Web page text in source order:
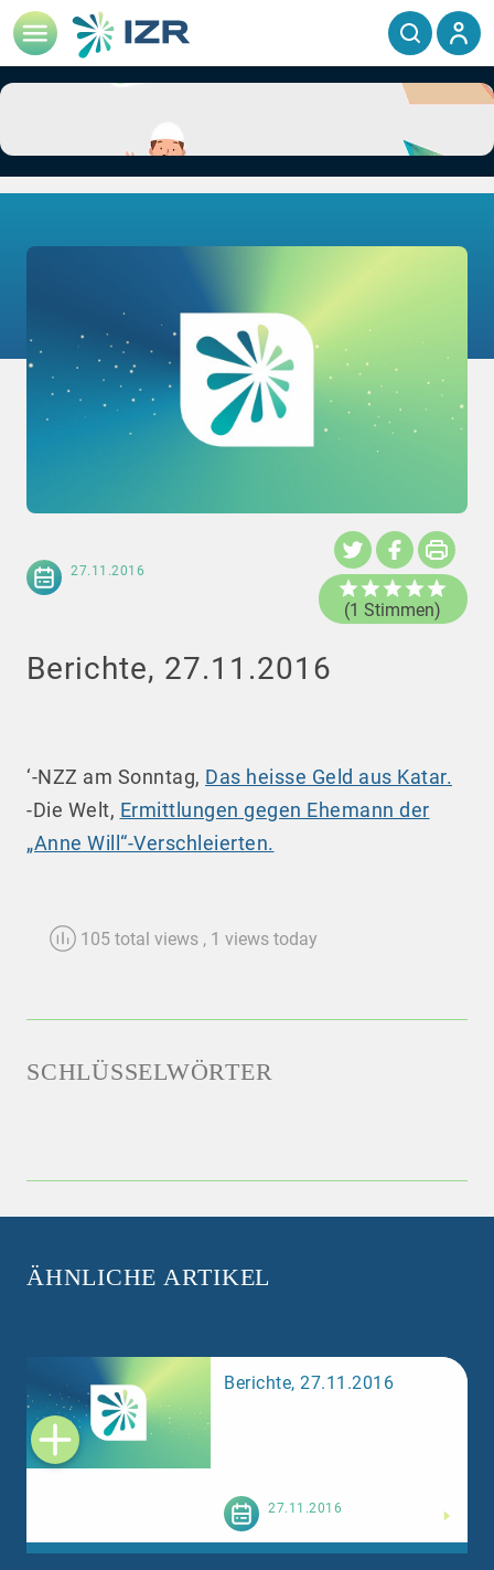
27.11.2016
(1 Stimmen)
Berichte, 27.11.2016
‘-NZZ am Sonntag, Das heisse Geld aus Katar.
-Die Welt, Ermittlungen gegen Ehemann der
„Anne Will“-Verschleierten.
105 total views , 1 views today
SCHLÜSSELWÖRTER
ÄHNLICHE ARTIKEL
Berichte, 27.11.2016
27.11.2016